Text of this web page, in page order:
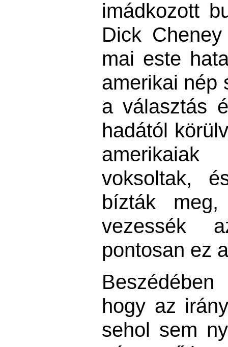
imádkozott
Dick
mai este
amerikai nép
a választás
hadától
voksoltak,
bízták
vezessék
pontosan ez
hogy az
sehol sem